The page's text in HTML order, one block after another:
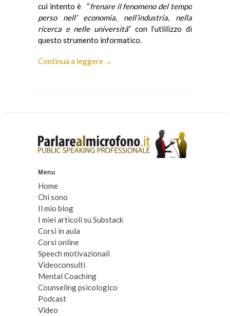
cui intento è “frenare il fenomeno del tempo
perso nell’ economia, nell’industria, nella
ricerca e nelle università” con l’utlilizzo di
questo strumento informatico.
Continua a leggere →
Menu
Home
Chi sono
Il mio blog
I miei articoli su Substack
Corsi in aula
Corsi online
Speech motivazionali
Videoconsulti
Mental Coaching
Counseling psicologico
Podcast
Video